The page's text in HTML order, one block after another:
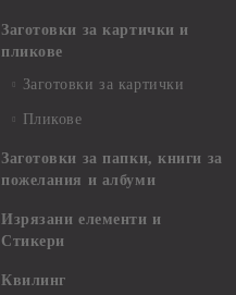
Заготовки за картички и
пликове
Заготовки за картички
Пликове
Заготовки за папки, книги за
пожелания и албуми
Изрязани елементи и
Стикери
Квилинг